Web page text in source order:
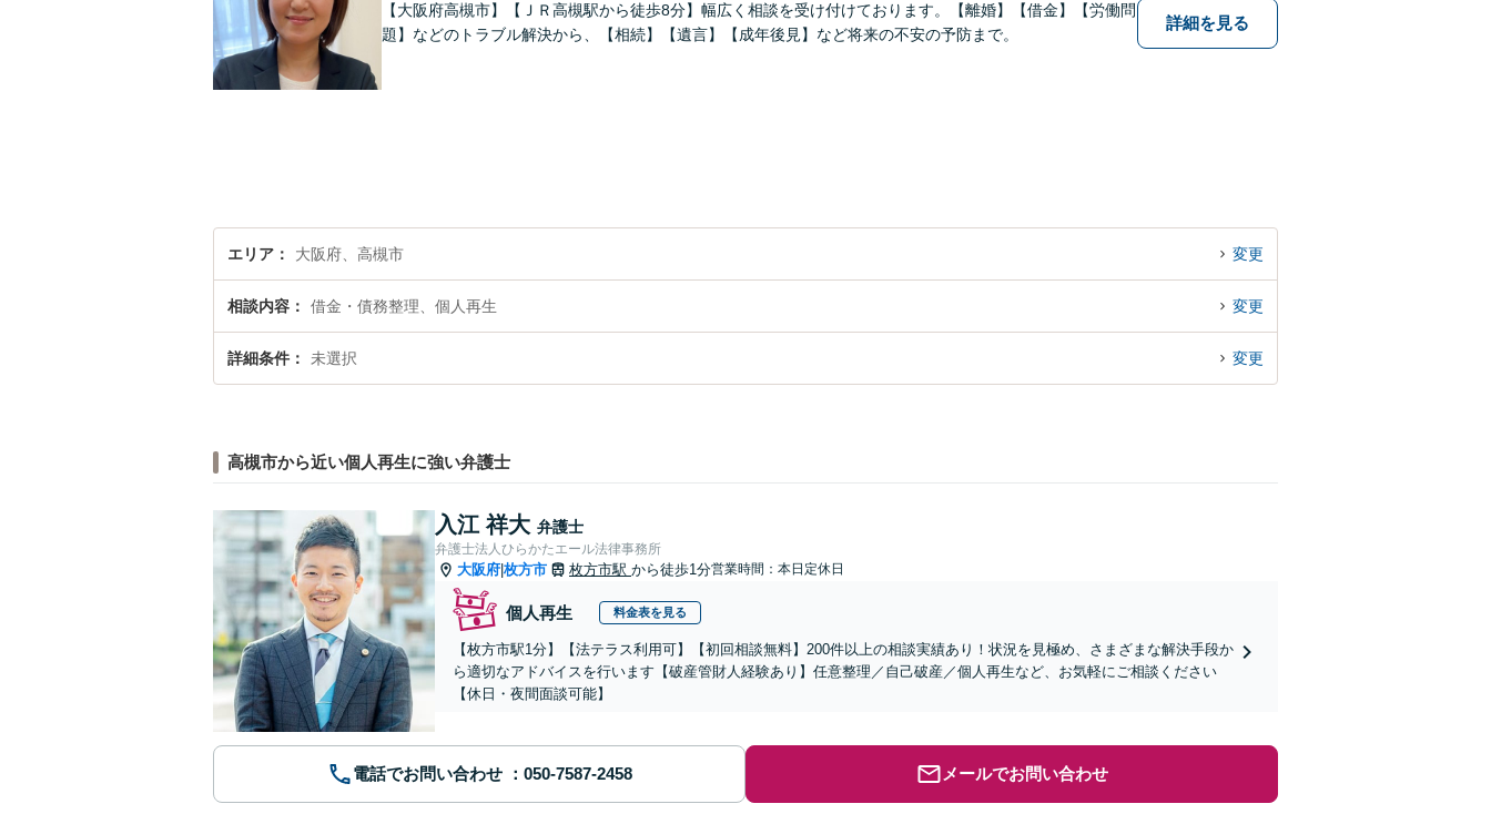
【大阪府高槻市】【ＪＲ高槻駅から徒歩8分】幅広く相談を受け付けております。【離婚】【借金】【労働問
題】などのトラブル解決から、【相続】【遺言】【成年後見】など将来の不安の予防まで。
詳細を見る
エリア 大阪府、高槻市 変更
相談内容 借金・債務整理、個人再生 変更
詳細条件 未選択 変更
高槻市から近い個人再生に強い弁護士
入江 祥大 弁護士
弁護士法人ひらかたエール法律事務所
大阪府 枚方市 枚方市駅 から徒歩1分営業時間：本日定休日
個人再生 料金表を見る
【枚方市駅1分】【法テラス利用可】【初回相談無料】200件以上の相談実績あり！状況を見極め、さまざまな解決手段か
ら適切なアドバイスを行います【破産管財人経験あり】任意整理／自己破産／個人再生など、お気軽にご相談ください
【休日・夜間面談可能】
電話でお問い合わせ メールでお問い合わせ